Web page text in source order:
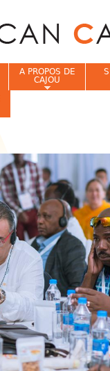
A PROPOS DE
CAJOU